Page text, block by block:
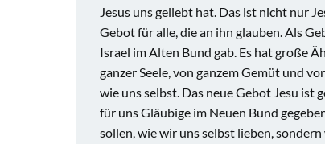
Jesus uns geliebt hat. Das ist nicht nur
Gebot für alle, die an ihn glauben. Als
Israel im Alten Bund gab. Es hat große
ganzer Seele, von ganzem Gemüt und
wie uns selbst. Das neue Gebot Jesu ist
für uns Gläubige im Neuen Bund
sollen, wie wir uns selbst lieben,